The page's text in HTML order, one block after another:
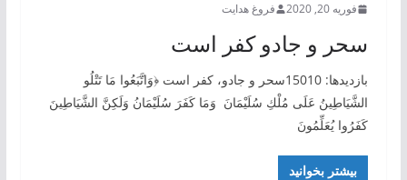
فوریه 20, 2020 فروغ هدایت
سحر و جادو کفر است
بازدیدها: 15010سحر و جادو، کفر است ﴿وَاتَّبَعُوا مَا تَتْلُو
الشَّيَاطِينُ عَلَى مُلْكِ سُلَيْمَانَ وَمَا كَفَرَ سُلَيْمَانُ وَلَكِنَّ الشَّيَاطِينَ
كَفَرُوا يُعَلِّمُونَ
بیشتر بخوانید